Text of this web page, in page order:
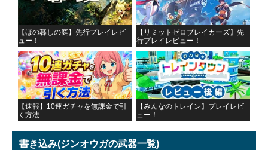
【ほの暮しの庭】先行プレイレビ
ュー！
【リミットゼロブレイカーズ】先
行プレイレビュー！
【速報】10連ガチャを無課金で引
く方法
【みんなのトレイン】プレイレビ
ュー！
書き込み(ジンオウガの武器一覧)